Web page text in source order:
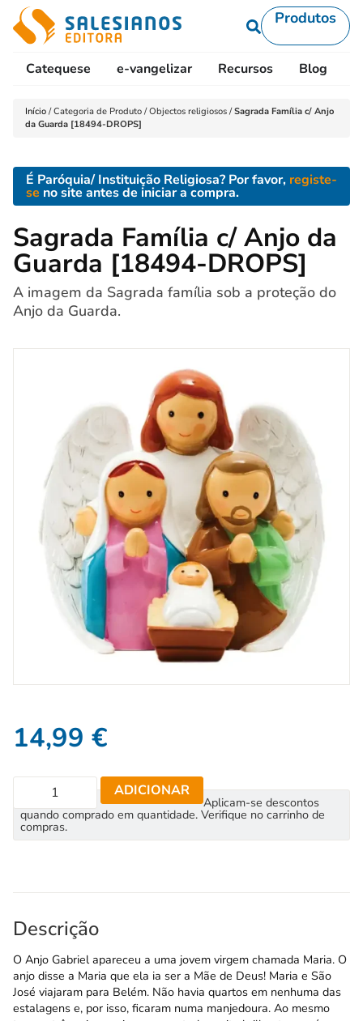
Produtos
Catequese e-vangelizar Recursos Blog
Início /Categoria de Produto /Objectos religiosos /Sagrada Família c/ Anjo
da Guarda [18494-DROPS]
É Paróquia/ Instituição Religiosa? Por favor, registe-
se no site antes de iniciar a compra.
Sagrada Família c/ Anjo da
Guarda [18494-DROPS]
A imagem da Sagrada família sob a proteção do
Anjo da Guarda.
14,99 €
ADICIONAR
Aplicam-se descontos
quando comprado em quantidade. Verifique no carrinho de
compras.
Descrição
O Anjo Gabriel apareceu a uma jovem virgem chamada Maria. O
anjo disse a Maria que ela ia ser a Mãe de Deus! Maria e São
José viajaram para Belém. Não havia quartos em nenhuma das
estalagens e, por isso, ficaram numa manjedoura. Ao mesmo